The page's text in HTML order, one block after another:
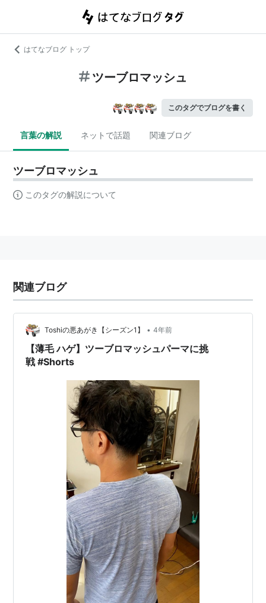
はてなブログ トップ
ツーブロマッシュ
このタグでブログを書く
言葉の解説 ネットで話題 関連ブログ
ツーブロマッシュ
このタグの解説について
関連ブログ
Toshiの悪あがき【シーズン1】 • 4年前
【薄毛 ハゲ】ツーブロマッシュパーマに挑
戦 #Shorts